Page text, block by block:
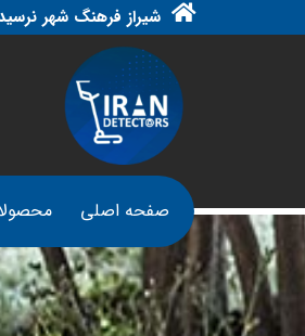
شیراز فرهنگ شهر
صفحه اصلی